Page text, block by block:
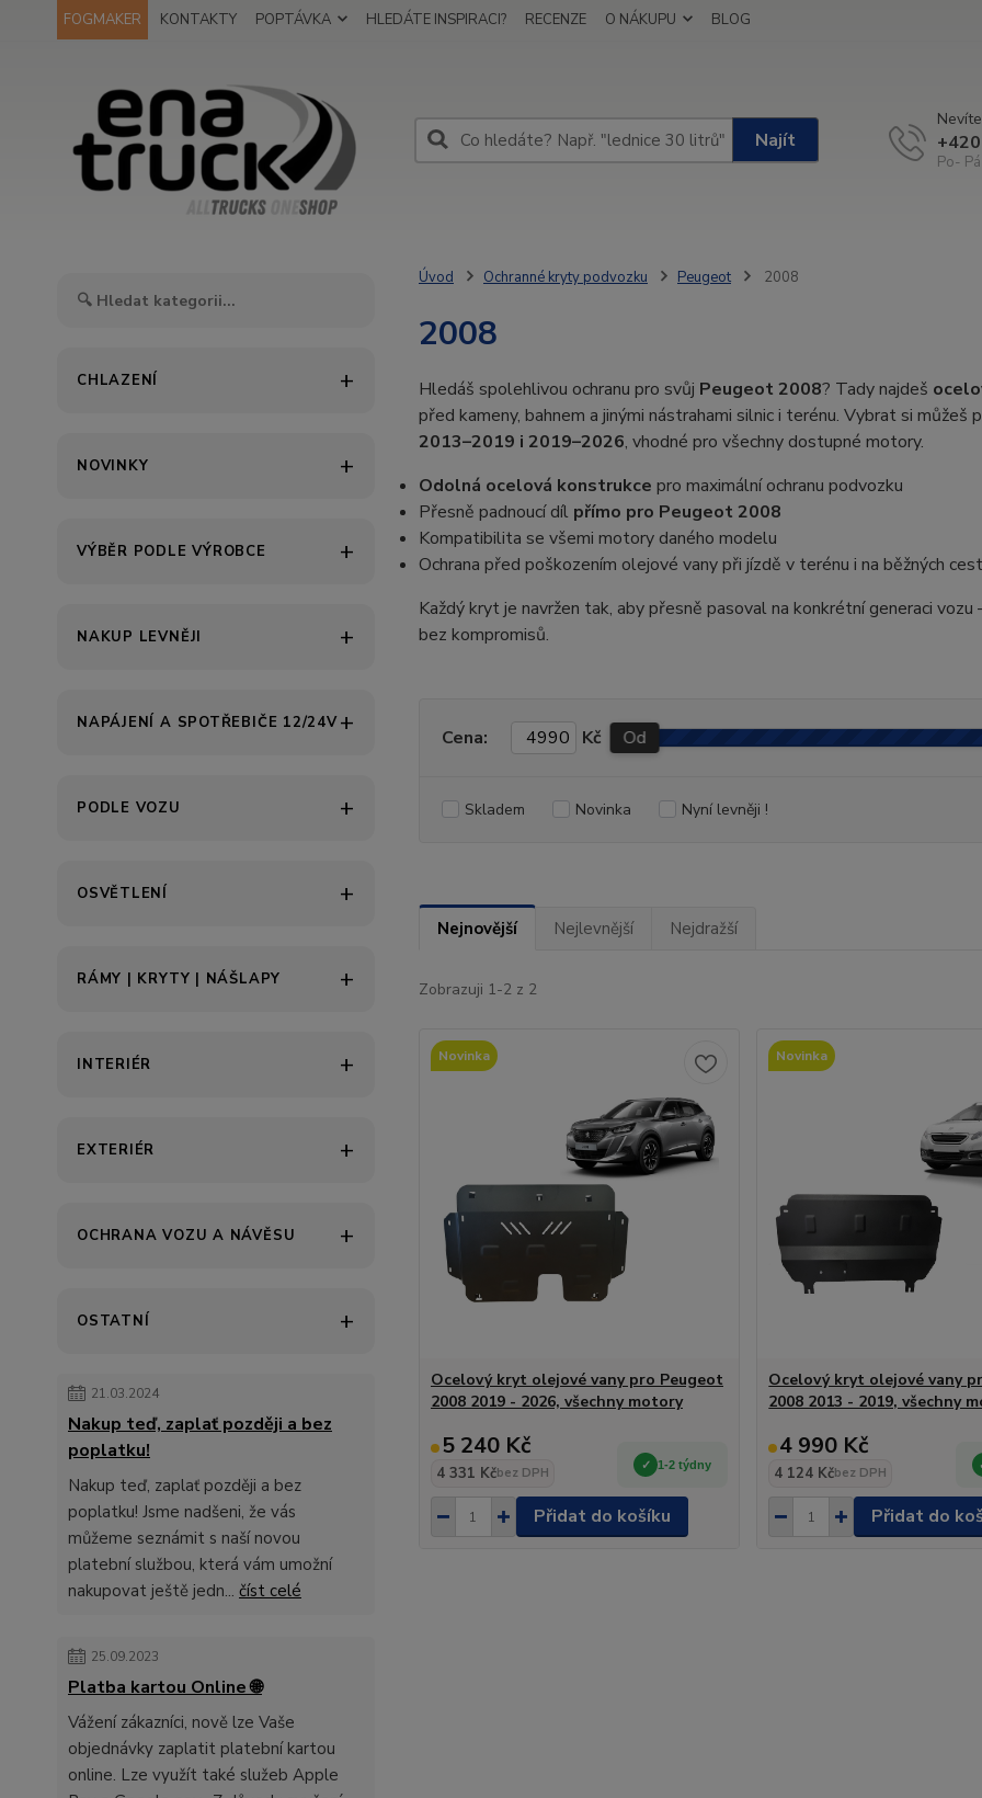
FOGMAKER KONTAKTY POPTÁVKA HLEDÁTE INSPIRACI? RECENZE O NÁKUPU BLOG
Najít
Po-
CHLAZENÍ
NOVINKY
VÝBĚR PODLE VÝROBCE
NAKUP LEVNĚJI
NAPÁJENÍ A SPOTŘEBIČE 12/24V
PODLE VOZU
OSVĚTLENÍ
RÁMY | KRYTY | NÁŠLAPY
INTERIÉR
EXTERIÉR
OCHRANA VOZU A NÁVĚSU
OSTATNÍ
21.03.2024
Nakup teď, zaplať později a bez
poplatku!
Nakup teď, zaplať později a bez
poplatku! Jsme nadšeni, že vás
můžeme seznámit s naší novou
platební službou, která vám umožní
nakupovat ještě jedn... číst celé
25.09.2023
Platba kartou Online 🌐
Vážení zákazníci, nově lze Vaše
objednávky zaplatit platební kartou
online. Lze využít také služeb Apple
Úvod Ochranné kryty podvozku Peugeot 2008
2008
Hledáš spolehlivou ochranu pro svůj Peugeot 2008? Tady najdeš
před kameny, bahnem a jinými nástrahami silnic i terénu. Vybrat si
2013–2019 i 2019–2026, vhodné pro všechny dostupné motory.
Odolná ocelová konstrukce pro maximální ochranu podvozku
Přesně padnoucí díl přímo pro Peugeot 2008
Kompatibilita se všemi motory daného modelu
Ochrana před poškozením olejové vany při jízdě v terénu i na běžných
Každý kryt je navržen tak, aby přesně pasoval na konkrétní generaci
bez kompromisů.
Cena: Kč Od
Skladem Novinka Nyní levněji !
Nejnovější Nejlevnější Nejdražší
Zobrazuji 1-2 z 2
Novinka
Ocelový kryt olejové vany pro Peugeot
2008 2019 - 2026, všechny motory
5 240 Kč
4 331 Kčbez DPH
1-2 týdny
Přidat do košíku
Novinka
Ocelový kryt olejové vany
2008 2013 - 2019, všechny
4 990 Kč
4 124 Kčbez DPH
Přidat do